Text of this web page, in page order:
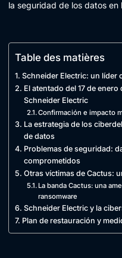
la seguridad de los datos en
Table des matières
Schneider Electric: un líder
El atentado del 17 de
Schneider Electric
Confirmación e impacto
La estrategia de los
de datos
Problemas de seguridad:
comprometidos
Otras víctimas de Cactus:
La banda Cactus: una
ransomware
Schneider Electric y la
Plan de restauración y